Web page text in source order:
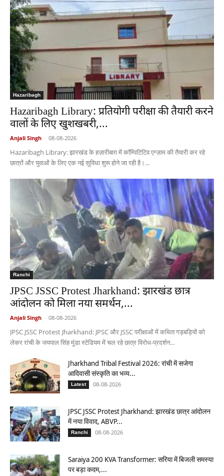
Hazaribagh
Hazaribagh Library: प्रतियोगी परीक्षा की तैयारी करने
वालों के लिए खुशखबरी,...
Anjali Singh - 08-08-2026
Hazaribagh Library: झारखंड के हज़ारीबाग़ में कॉम्पिटिटिव एग्ज़ाम की तैयारी कर रहे
छात्रों और युवाओं के लिए एक नई सुविधा शुरू होने जा रही है।...
Ranchi
JPSC JSSC Protest Jharkhand: झारखंड छात्र
आंदोलन को मिला नया समर्थन,...
Anjali Singh - 08-08-2026
JPSC JSSC Protest Jharkhand: JPSC और JSSC परीक्षाओं में कथित गड़बड़ियों को
लेकर रांची के जयपाल सिंह मुंडा स्टेडियम में चल रहे छात्र विरोध-प्रदर्शन...
Jharkhand Tribal Festival 2026: रांची में सजेगा
आदिवासी संस्कृति का भव्य...
Latest 08-08-2026
JPSC JSSC Protest Jharkhand: झारखंड छात्र आंदोलन
में नया विवाद, ABVP...
Ranchi 08-08-2026
Saraiya 200 KVA Transformer: सरिया में बिजली समस्या
पर बड़ा कदम,...